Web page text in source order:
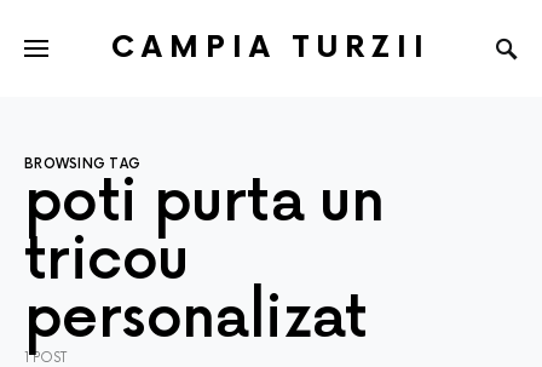
CAMPIA TURZII
BROWSING TAG
poti purta un
tricou
personalizat
1 POST